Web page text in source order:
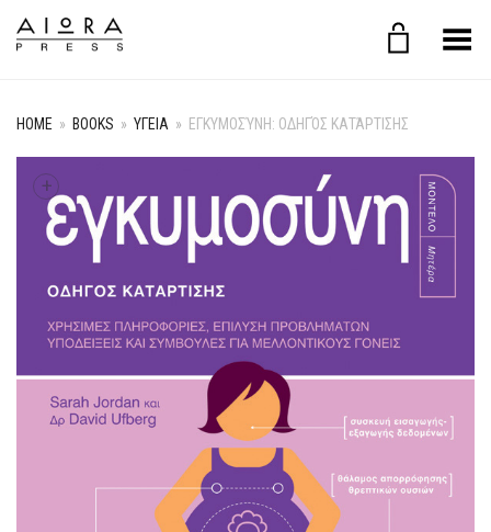
Toggle Menu
HOME » BOOKS » ΥΓΕΙΑ » ΕΓΚΥΜΟΣΎΝΗ: ΟΔΗΓΌΣ ΚΑΤΆΡΤΙΣΗΣ
+